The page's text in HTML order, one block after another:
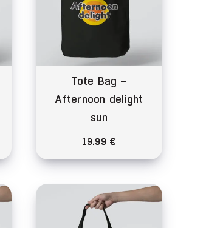
Tote Bag –
Afternoon delight
sun
19.99 €
Ce
a
plusieurs